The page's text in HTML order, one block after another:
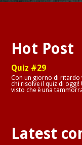
Hot Post
Quiz #29
Con un giorno di ritardo
chi risolve il quiz di oggi!
visto che è una
Latest